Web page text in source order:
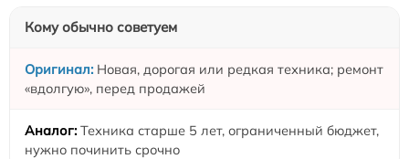
Кому обычно советуем
Новая, дорогая или редкая техника; ремонт
«вдолгую», перед продажей
Техника старше 5 лет, ограниченный бюджет,
нужно починить срочно